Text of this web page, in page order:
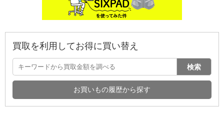
買取を利用してお得に買い替え
検索
お買いもの履歴から探す